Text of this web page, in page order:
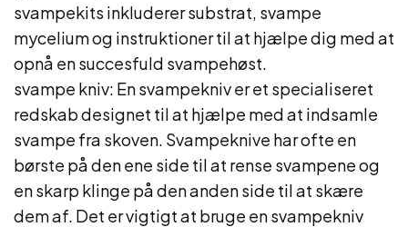
svampekits inkluderer substrat, svampe
mycelium og instruktioner til at hjælpe dig med at
opnå en succesfuld svampehøst.
svampe kniv: En svampekniv er et specialiseret
redskab designet til at hjælpe med at indsamle
svampe fra skoven. Svampeknive har ofte en
børste på den ene side til at rense svampene og
en skarp klinge på den anden side til at skære
dem af. Det er vigtigt at bruge en svampekniv